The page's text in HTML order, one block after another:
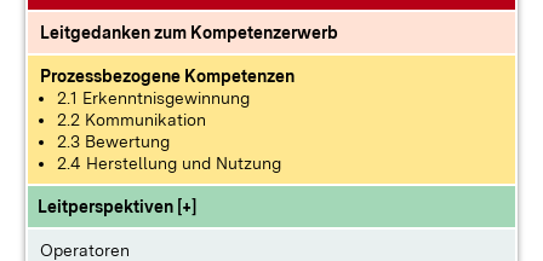
Leitgedanken zum Kompetenzerwerb
Prozessbezogene Kompetenzen
2.1 Erkenntnisgewinnung
2.2 Kommunikation
2.3 Bewertung
2.4 Herstellung und Nutzung
Leitperspektiven [+]
Operatoren